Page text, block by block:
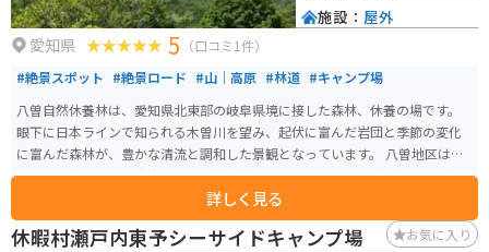
愛知県 5 （口コミ1件）
#絶景スポット #絶景ロード #山｜高原 #林道 #キャンプ場
八曽自然休養林は、愛知県北東部の岐阜県境に接した森林、休養の場です。
眼下に日本ラインで知られる木曽川を望み、起伏に富んだ岩団と季節の変化
に富んだ森林が、豊かな清流と調和した景観となっています。 八曽地区は、
黒平山を中心とした広大な緑の丘陵地帯を形成しています。森の中には五条
川が流れ、厳頭洞、八曽滝などが見られる渓流と、天狗岩と呼ばれる奇岩な
ど変化に富んだ自然景観を満喫できます。
詳しく見る
施設： 屋外
休暇村瀬戸内東予シーサイドキャンプ場 お気に入り